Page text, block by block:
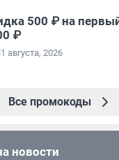
500 ₽ на
₽
августа, 2026
Все промокоды
новости